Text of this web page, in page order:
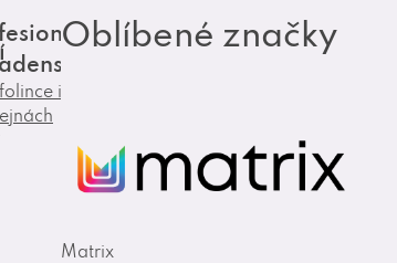
i
Oblíbené značky
Matrix